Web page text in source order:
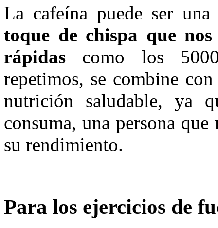
La cafeína puede ser
toque de chispa que
rápidas como los
repetimos, se combine
nutrición saludable, ya
consuma, una persona
su rendimiento.
Para los ejercicios de